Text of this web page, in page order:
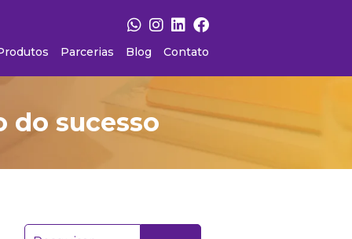
Parcerias Blog Contato
do sucesso